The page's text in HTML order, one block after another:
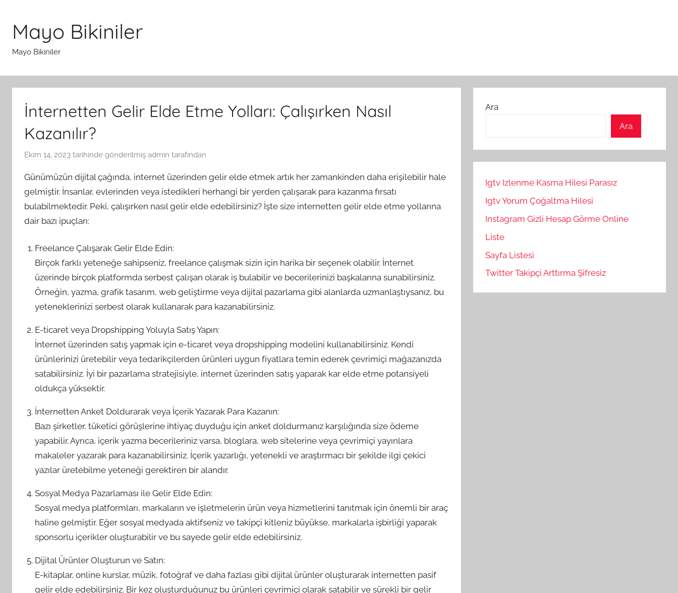
Mayo Bikiniler
Mayo Bikiniler
İnternetten Gelir Elde Etme Yolları: Çalışırken Nasıl
Kazanılır?
Ekim 14, 2023 tarihinde gönderilmiş admin tarafından
Günümüzün dijital çağında, internet üzerinden gelir elde etmek artık her zamankinden daha erişilebilir hale
gelmiştir. İnsanlar, evlerinden veya istedikleri herhangi bir yerden çalışarak para kazanma fırsatı
bulabilmektedir. Peki, çalışırken nasıl gelir elde edebilirsiniz? İşte size internetten gelir elde etme yollarına
dair bazı ipuçları:
Freelance Çalışarak Gelir Elde Edin:
Birçok farklı yeteneğe sahipseniz, freelance çalışmak sizin için harika bir seçenek olabilir. İnternet
üzerinde birçok platformda serbest çalışan olarak iş bulabilir ve becerilerinizi başkalarına sunabilirsiniz.
Örneğin, yazma, grafik tasarım, web geliştirme veya dijital pazarlama gibi alanlarda uzmanlaştıysanız, bu
yeteneklerinizi serbest olarak kullanarak para kazanabilirsiniz.
E-ticaret veya Dropshipping Yoluyla Satış Yapın:
İnternet üzerinden satış yapmak için e-ticaret veya dropshipping modelini kullanabilirsiniz. Kendi
ürünlerinizi üretebilir veya tedarikçilerden ürünleri uygun fiyatlara temin ederek çevrimiçi mağazanızda
satabilirsiniz. İyi bir pazarlama stratejisiyle, internet üzerinden satış yaparak kar elde etme potansiyeli
oldukça yüksektir.
İnternetten Anket Doldurarak veya İçerik Yazarak Para Kazanın:
Bazı şirketler, tüketici görüşlerine ihtiyaç duyduğu için anket doldurmanız karşılığında size ödeme
yapabilir. Ayrıca, içerik yazma becerileriniz varsa, bloglara, web sitelerine veya çevrimiçi yayınlara
makaleler yazarak para kazanabilirsiniz. İçerik yazarlığı, yetenekli ve araştırmacı bir şekilde ilgi çekici
yazılar üretebilme yeteneği gerektiren bir alandır.
Sosyal Medya Pazarlaması ile Gelir Elde Edin:
Sosyal medya platformları, markaların ve işletmelerin ürün veya hizmetlerini tanıtmak için önemli bir araç
haline gelmiştir. Eğer sosyal medyada aktifseniz ve takipçi kitleniz büyükse, markalarla işbirliği yaparak
sponsorlu içerikler oluşturabilir ve bu sayede gelir elde edebilirsiniz.
Dijital Ürünler Oluşturun ve Satın:
E-kitaplar, online kurslar, müzik, fotoğraf ve daha fazlası gibi dijital ürünler oluşturarak internetten pasif
gelir elde edebilirsiniz. Bir kez oluşturduğunuz bu ürünleri çevrimiçi olarak satabilir ve sürekli bir gelir
Ara
Ara
Igtv Izlenme Kasma Hilesi Parasız
Igtv Yorum Çoğaltma Hilesi
Instagram Gizli Hesap Görme Online
Liste
Sayfa Listesi
Twitter Takipçi Arttırma Şifresiz